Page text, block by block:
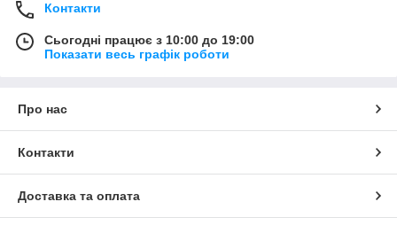
Контакти
Сьогодні працює з 10:00 до 19:00
Показати весь графік роботи
Про нас
Контакти
Доставка та оплата